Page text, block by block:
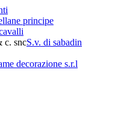
principe
S.v. di sabadin
decorazione s.r.l